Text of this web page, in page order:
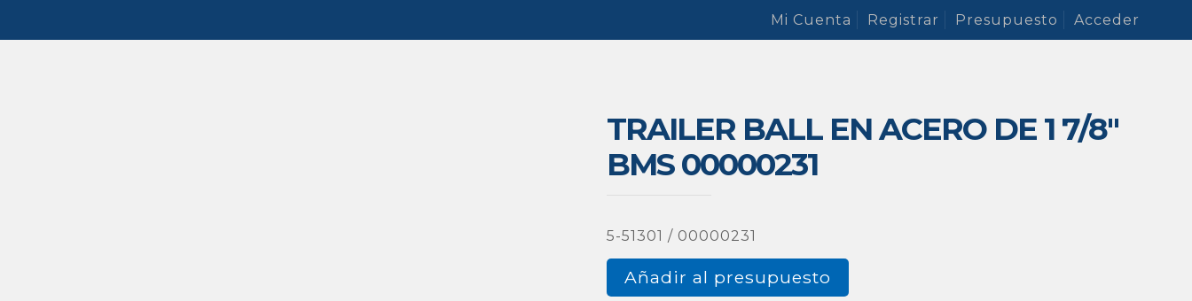
Mi Cuenta Registrar Presupuesto Acceder
TRAILER BALL EN ACERO DE 1 7/8″
BMS 00000231
5-51301 / 00000231
Añadir al presupuesto